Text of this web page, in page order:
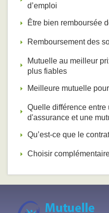
d’emploi
Être bien remboursée
Remboursement des
Mutuelle au meilleur
plus fiables
Meilleure mutuelle
Quelle différence entre
d'assurance et une
Qu’est-ce que le
Choisir